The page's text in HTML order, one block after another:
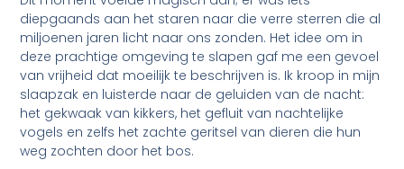
diepgaands aan het staren naar die verre sterren die al
miljoenen jaren licht naar ons zonden. Het idee om in
deze prachtige omgeving te slapen gaf me een gevoel
van vrijheid dat moeilijk te beschrijven is. Ik kroop in mijn
slaapzak en luisterde naar de geluiden van de nacht:
het gekwaak van kikkers, het gefluit van nachtelijke
vogels en zelfs het zachte geritsel van dieren die hun
weg zochten door het bos.